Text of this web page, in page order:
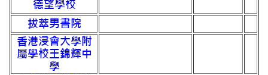
德望學校
拔萃男書院
香港浸會大學附
屬學校王錦輝中
學